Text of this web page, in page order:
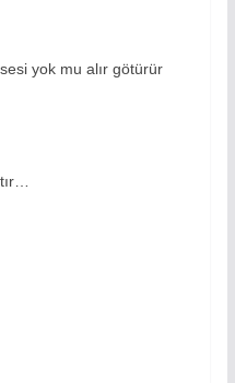
yok mu alır götürür